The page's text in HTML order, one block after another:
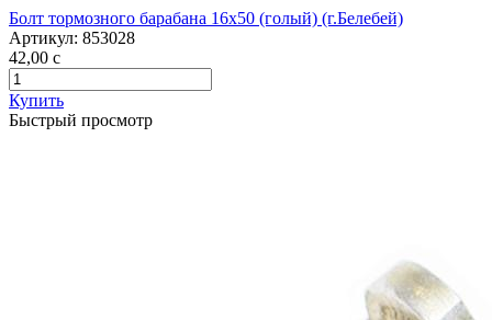
Болт тормозного барабана 16х50 (голый) (г.Белебей)
Артикул: 853028
42,00 c
Купить
Быстрый просмотр